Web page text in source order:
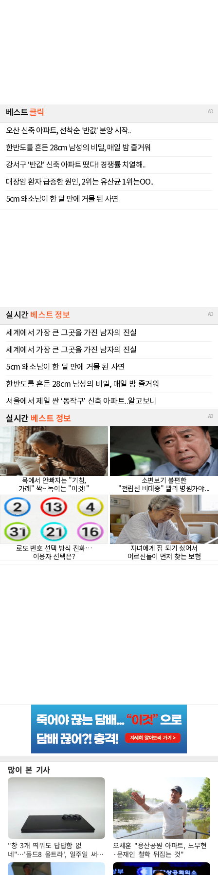
많이 본 기사
"창 3개 띄워도 답답함 없
네"…'폴드8 울트라', 일주일 써보
니
오세훈 "용산공원 아파트, 노무현
·문재인 철학 뒤집는 것"